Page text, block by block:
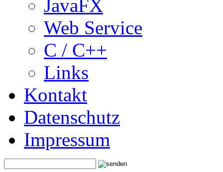
JavaFX
Web Service
C / C++
Links
Kontakt
Datenschutz
Impressum